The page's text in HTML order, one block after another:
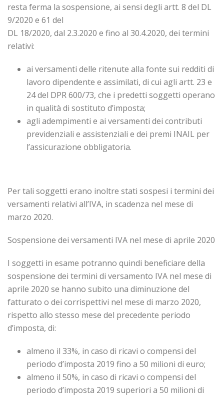
resta ferma la sospensione, ai sensi degli artt. 8 del DL
9/2020 e 61 del
DL 18/2020, dal 2.3.2020 e fino al 30.4.2020, dei termini
relativi:
ai versamenti delle ritenute alla fonte sui redditi di
lavoro dipendente e assimilati, di cui agli artt. 23 e
24 del DPR 600/73, che i predetti soggetti operano
in qualità di sostituto d’imposta;
agli adempimenti e ai versamenti dei contributi
previdenziali e assistenziali e dei premi INAIL per
l’assicurazione obbligatoria.
Per tali soggetti erano inoltre stati sospesi i termini dei
versamenti relativi all’IVA, in scadenza nel mese di
marzo 2020.
Sospensione dei versamenti IVA nel mese di aprile 2020
I soggetti in esame potranno quindi beneficiare della
sospensione dei termini di versamento IVA nel mese di
aprile 2020 se hanno subito una diminuzione del
fatturato o dei corrispettivi nel mese di marzo 2020,
rispetto allo stesso mese del precedente periodo
d’imposta, di:
almeno il 33%, in caso di ricavi o compensi del
periodo d’imposta 2019 fino a 50 milioni di euro;
almeno il 50%, in caso di ricavi o compensi del
periodo d’imposta 2019 superiori a 50 milioni di